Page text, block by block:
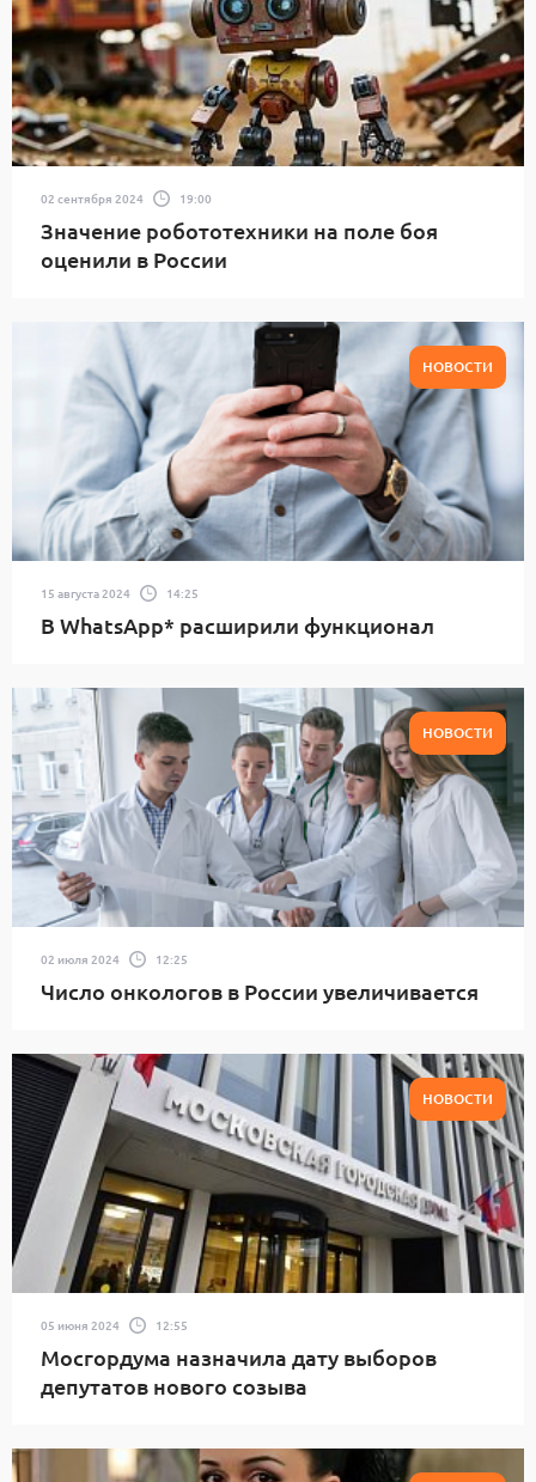
02 сентября 2024 19:00
Значение робототехники на поле боя
оценили в России
НОВОСТИ
15 августа 2024 14:25
В WhatsApp* расширили функционал
НОВОСТИ
02 июля 2024 12:25
Число онкологов в России увеличивается
НОВОСТИ
05 июня 2024 12:55
Мосгордума назначила дату выборов
депутатов нового созыва